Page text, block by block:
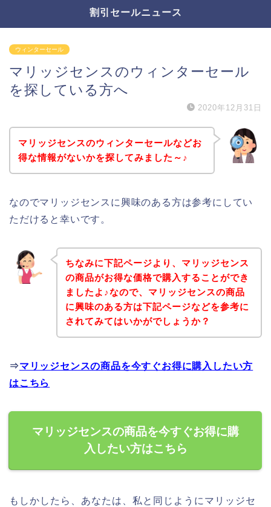
割引セールニュース
ウィンターセール
マリッジセンスのウィンターセール
を探している方へ
2020年12月31日
マリッジセンスのウィンターセールなどお
得な情報がないかを探してみました～♪
なのでマリッジセンスに興味のある方は参考にしてい
ただけると幸いです。
ちなみに下記ページより、マリッジセンス
の商品がお得な価格で購入することができ
ましたよ♪なので、マリッジセンスの商品
に興味のある方は下記ページなどを参考に
されてみてはいかがでしょうか？
⇒マリッジセンスの商品を今すぐお得に購入したい方
はこちら
マリッジセンスの商品を今すぐお得に購
入したい方はこちら
もしかしたら、あなたは、私と同じようにマリッジセ